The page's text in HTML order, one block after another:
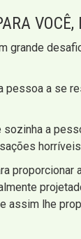
VOCÊ,
grande
a se
a
proporcionar
assim lhe